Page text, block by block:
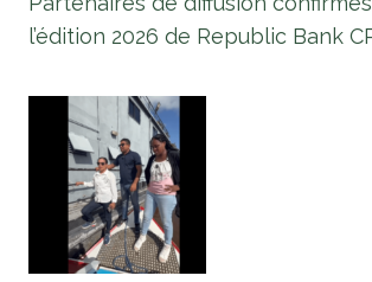
l’édition 2026 de Republic Bank